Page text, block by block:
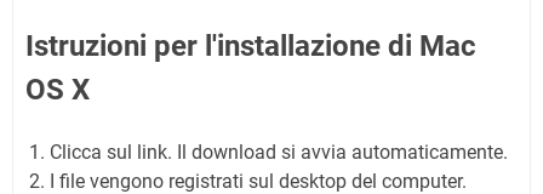
Istruzioni per l'installazione di Mac
OS X
Clicca sul link. Il download si avvia automaticamente.
I file vengono registrati sul desktop del computer.